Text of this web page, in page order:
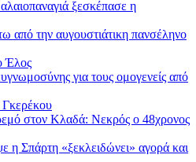
ξεσκέπασε η
από την αυγουστιάτικη πανσέληνο
Έλος
για τους ομογενείς από
Γκερέκου
στον Κλαδά: Νεκρός ο 48χρονος
η Σπάρτη «ξεκλειδώνει» αγορά και